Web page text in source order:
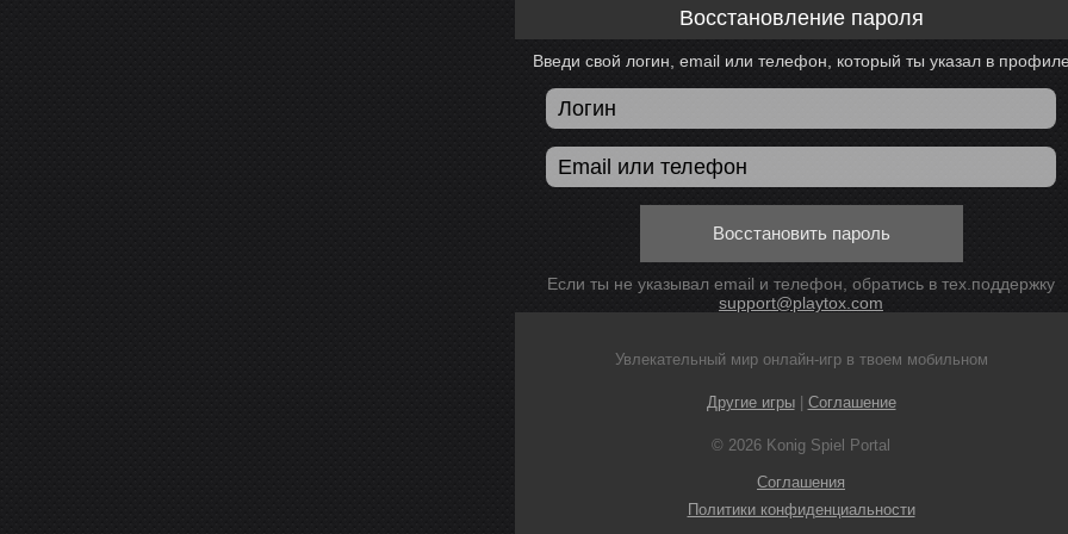
Восстановление пароля
Введи свой логин, email или телефон, который ты указал в
Восстановить пароль
Если ты не указывал email и телефон, обратись в тех.поддержку
support@playtox.com
Увлекательный мир онлайн-игр в твоем мобильном
Другие игры| Соглашение
© 2026 Konig Spiel Portal
Соглашения
Политики конфиденциальности